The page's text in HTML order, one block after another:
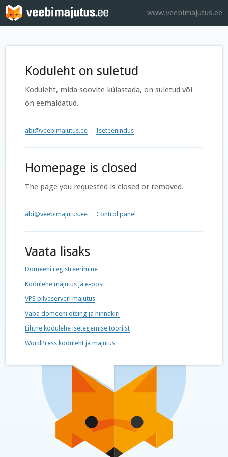
www.veebimajutus.ee
Koduleht on suletud
Koduleht, mida soovite külastada, on suletud või
on eemaldatud.
abi@veebimajutus.ee Iseteenindus
Homepage is closed
The page you requested is closed or removed.
abi@veebimajutus.ee Control panel
Vaata lisaks
Domeeni registreerimine
Kodulehe majutus ja e-post
VPS pilveserveri majutus
Vaba domeeni otsing ja hinnakiri
Lihtne kodulehe isetegemise tööriist
WordPress koduleht ja majutus